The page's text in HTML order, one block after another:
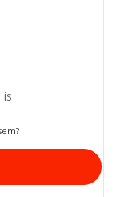
is